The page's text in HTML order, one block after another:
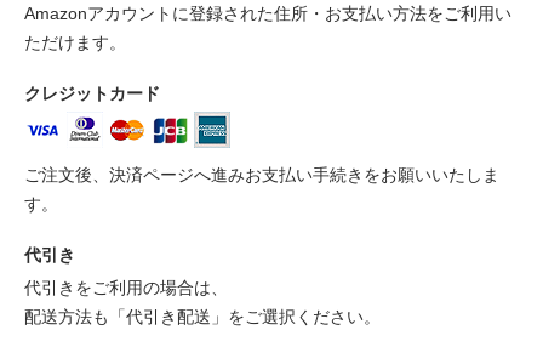
Amazonアカウントに登録された住所・お支払い方法をご利用い
ただけます。
クレジットカード
ご注文後、決済ページへ進みお支払い手続きをお願いいたしま
す。
代引き
代引きをご利用の場合は、
配送方法も「代引き配送」をご選択ください。